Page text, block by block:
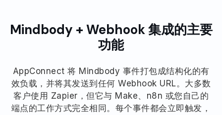
Mindbody + Webhook 集成的主要
功能
AppConnect 将 Mindbody 事件打包成结构化的有
效负载，并将其发送到任何 Webhook URL。大多数
客户使用 Zapier，但它与 Make、n8n 或您自己的
端点的工作方式完全相同。每个事件都会立即触发，